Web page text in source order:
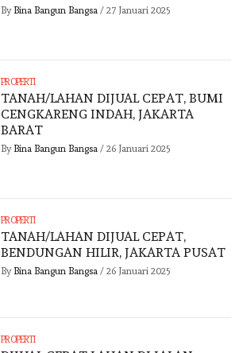
By Bina Bangun Bangsa / 27 Januari 2025
PROPERTI
TANAH/LAHAN DIJUAL CEPAT, BUMI
CENGKARENG INDAH, JAKARTA
BARAT
By Bina Bangun Bangsa / 26 Januari 2025
PROPERTI
TANAH/LAHAN DIJUAL CEPAT,
BENDUNGAN HILIR, JAKARTA PUSAT
By Bina Bangun Bangsa / 26 Januari 2025
PROPERTI